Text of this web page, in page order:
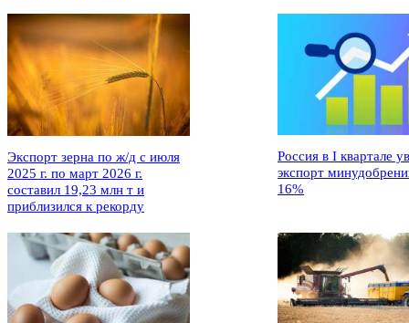
Экспорт зерна по ж/д с июля
2025 г. по март 2026 г.
составил 19,23 млн т и
приблизился к рекорду
Россия в I квартале
экспорт
16%